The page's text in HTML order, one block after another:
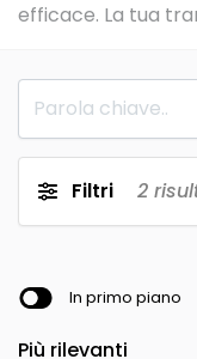
efficace. La tua
Filtri 2
In primo piano